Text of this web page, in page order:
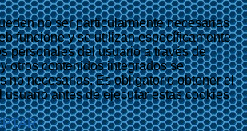
no ser particularmente necesarias
funcione y se utilizan específicamente
personales del usuario a través de
otros contenidos integrados se
no necesarias. Es obligatorio obtener el
usuario antes de ejecutar estas cookies